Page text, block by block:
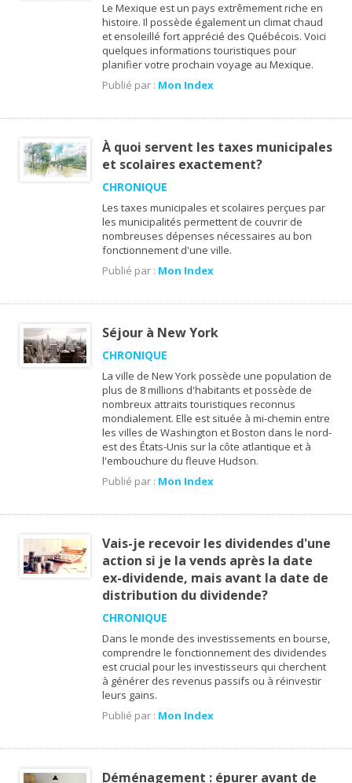
Le Mexique est un pays extrêmement riche en
histoire. Il possède également un climat chaud
et ensoleillé fort apprécié des Québécois. Voici
quelques informations touristiques pour
planifier votre prochain voyage au Mexique.
Publié par : Mon Index
À quoi servent les taxes municipales
et scolaires exactement?
CHRONIQUE
Les taxes municipales et scolaires perçues par
les municipalités permettent de couvrir de
nombreuses dépenses nécessaires au bon
fonctionnement d'une ville.
Publié par : Mon Index
Séjour à New York
CHRONIQUE
La ville de New York possède une population de
plus de 8 millions d'habitants et possède de
nombreux attraits touristiques reconnus
mondialement. Elle est située à mi-chemin entre
les villes de Washington et Boston dans le nord-
est des États-Unis sur la côte atlantique et à
l'embouchure du fleuve Hudson.
Publié par : Mon Index
Vais-je recevoir les dividendes d'une
action si je la vends après la date
ex-dividende, mais avant la date de
distribution du dividende?
CHRONIQUE
Dans le monde des investissements en bourse,
comprendre le fonctionnement des dividendes
est crucial pour les investisseurs qui cherchent
à générer des revenus passifs ou à réinvestir
leurs gains.
Publié par : Mon Index
Déménagement : épurer avant de